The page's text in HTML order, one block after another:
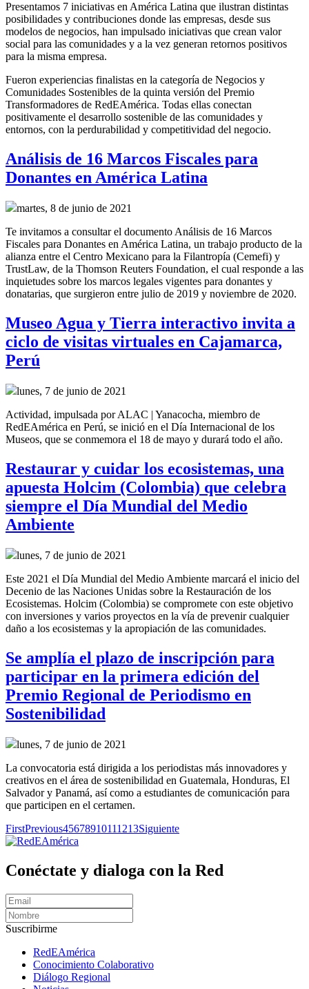
Presentamos 7 iniciativas en América Latina que ilustran distintas
posibilidades y contribuciones donde las empresas, desde sus
modelos de negocios, han impulsado iniciativas que crean valor
social para las comunidades y a la vez generan retornos positivos
para la misma empresa.
Fueron experiencias finalistas en la categoría de Negocios y
Comunidades Sostenibles de la quinta versión del Premio
Transformadores de RedEAmérica. Todas ellas conectan
positivamente el desarrollo sostenible de las comunidades y
entornos, con la perdurabilidad y competitividad del negocio.
Análisis de 16 Marcos Fiscales para
Donantes en América Latina
martes, 8 de junio de 2021
Te invitamos a consultar el documento Análisis de 16 Marcos
Fiscales para Donantes en América Latina, un trabajo producto de la
alianza entre el Centro Mexicano para la Filantropía (Cemefi) y
TrustLaw, de la Thomson Reuters Foundation, el cual responde a las
inquietudes sobre los marcos legales vigentes para donantes y
donatarias, que surgieron entre julio de 2019 y noviembre de 2020.
Museo Agua y Tierra interactivo invita a
ciclo de visitas virtuales en Cajamarca,
Perú
lunes, 7 de junio de 2021
Actividad, impulsada por ALAC | Yanacocha, miembro de
RedEAmérica en Perú, se inició en el Día Internacional de los
Museos, que se conmemora el 18 de mayo y durará todo el año.
Restaurar y cuidar los ecosistemas, una
apuesta Holcim (Colombia) que celebra
siempre el Día Mundial del Medio
Ambiente
lunes, 7 de junio de 2021
Este 2021 el Día Mundial del Medio Ambiente marcará el inicio del
Decenio de las Naciones Unidas sobre la Restauración de los
Ecosistemas. Holcim (Colombia) se compromete con este objetivo
con inversiones y varios proyectos en la vía de prevenir cualquier
daño a los ecosistemas y la apropiación de las comunidades.
Se amplía el plazo de inscripción para
participar en la primera edición del
Premio Regional de Periodismo en
Sostenibilidad
lunes, 7 de junio de 2021
La convocatoria está dirigida a los periodistas más innovadores y
creativos en el área de sostenibilidad en Guatemala, Honduras, El
Salvador y Panamá, así como a estudiantes de comunicación para
que participen en el certamen.
FirstPrevious45678910111213Siguiente
Conéctate y dialoga con la Red
Suscribirme
RedEAmérica
Conocimiento Colaborativo
Diálogo Regional